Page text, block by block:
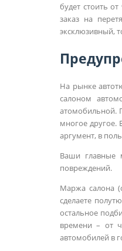
будет стоить
заказ на
эксклюзивный,
На рынке
салоном
атомобильной.
многое другое.
аргумент, в
Ваши главные
повреждений.
Маржа салона
сделаете
остальное
времени – от
автомобилей в